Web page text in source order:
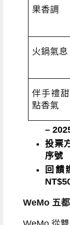
果香調
火鍋氣息
伴手禮甜
點香氣
–
投票
序號
回饋
WeMo 五